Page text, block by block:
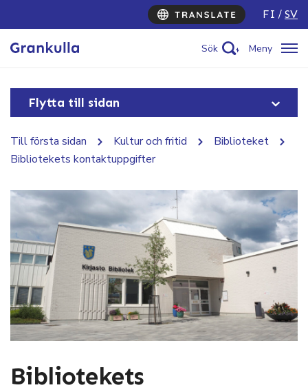
FI SV
Sök Meny
Flytta till sidan
Till första sidan Kultur och fritid
Biblioteket
Bibliotekets kontaktuppgifter
Bibliotekets